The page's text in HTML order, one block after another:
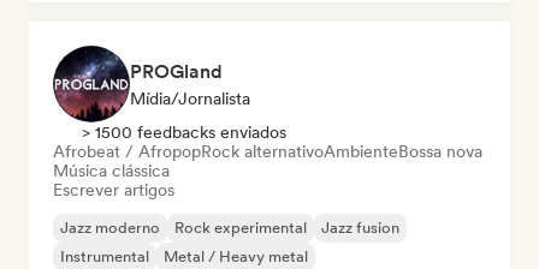
PROGland
Mídia/Jornalista
> 1500 feedbacks enviados
Afrobeat / AfropopRock alternativoAmbienteBossa nova
Música clássica
Escrever artigos
Jazz moderno Rock experimental
Jazz fusion
Instrumental
Metal / Heavy metal